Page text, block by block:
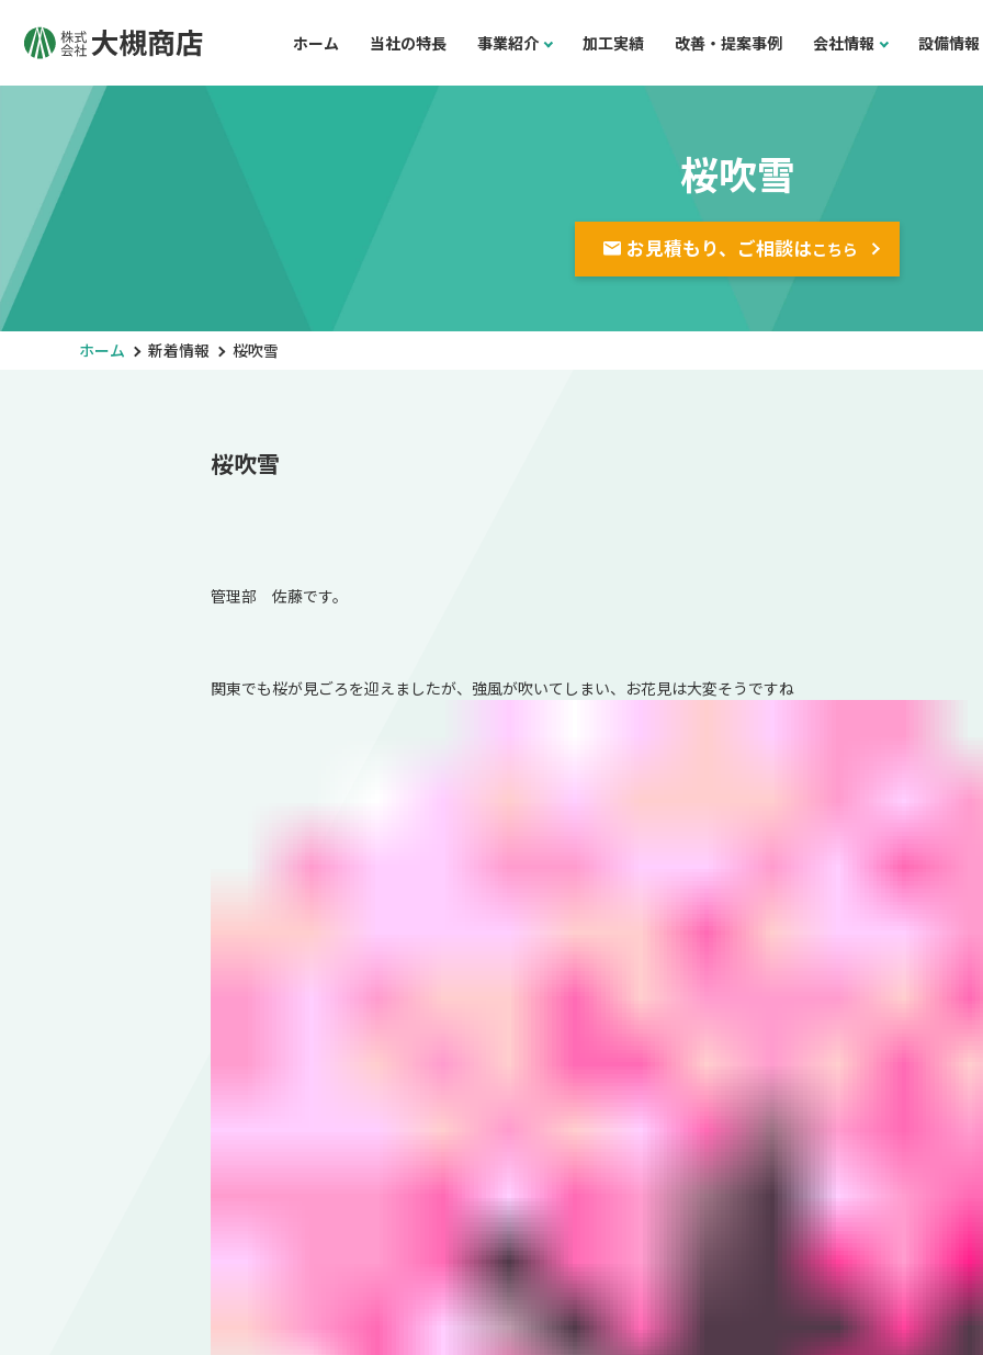
ホーム 当社の特長 事業紹介 加工実績 改善・提案事例 会社情報 設備情報
桜吹雪
お見積もり、ご相談はこちら
ホーム 新着情報 桜吹雪
桜吹雪
管理部 佐藤です。
関東でも桜が見ごろを迎えましたが、強風が吹いてしまい、お花見は大変そうですね